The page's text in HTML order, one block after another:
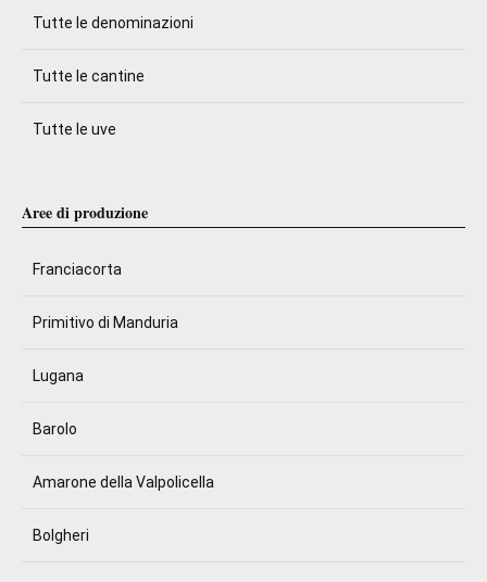
Tutte le denominazioni
Tutte le cantine
Tutte le uve
Aree di produzione
Franciacorta
Primitivo di Manduria
Lugana
Barolo
Amarone della Valpolicella
Bolgheri